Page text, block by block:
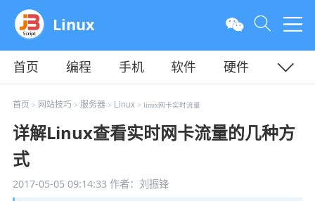
Linux
首页 编程 手机 软件
硬件
教程
平面 服务器
首页 > 网站技巧 > 服务器> Linux> linux网卡实时流量
详解Linux查看实时网卡流量的几种方
式
2017-05-05 09:14:33作者：刘振锋